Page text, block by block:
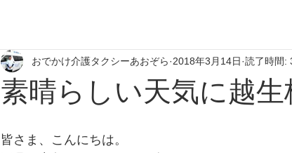
素晴らしい天気に越生
おでかけ介護タクシーあおぞら 2018年3月14日 読了時間:
皆さま、こんにちは。